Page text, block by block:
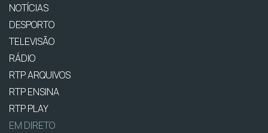
NOTÍCIAS
DESPORTO
TELEVISÃO
RÁDIO
RTP ARQUIVOS
RTP ENSINA
RTP PLAY
EM DIRETO